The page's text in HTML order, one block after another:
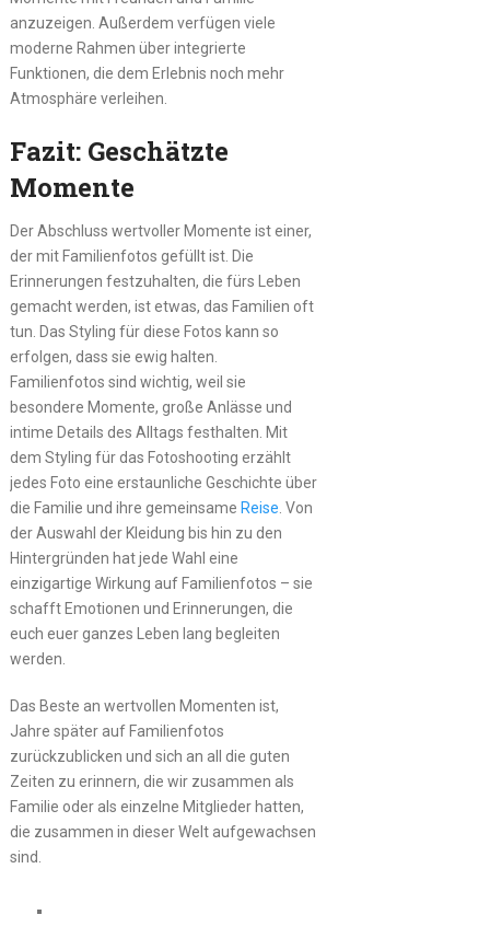
anzuzeigen. Außerdem verfügen viele
moderne Rahmen über integrierte
Funktionen, die dem Erlebnis noch mehr
Atmosphäre verleihen.
Fazit: Geschätzte
Momente
Der Abschluss wertvoller Momente ist einer,
der mit Familienfotos gefüllt ist. Die
Erinnerungen festzuhalten, die fürs Leben
gemacht werden, ist etwas, das Familien oft
tun. Das Styling für diese Fotos kann so
erfolgen, dass sie ewig halten.
Familienfotos sind wichtig, weil sie
besondere Momente, große Anlässe und
intime Details des Alltags festhalten. Mit
dem Styling für das Fotoshooting erzählt
jedes Foto eine erstaunliche Geschichte über
die Familie und ihre gemeinsame Reise . Von
der Auswahl der Kleidung bis hin zu den
Hintergründen hat jede Wahl eine
einzigartige Wirkung auf Familienfotos – sie
schafft Emotionen und Erinnerungen, die
euch euer ganzes Leben lang begleiten
werden.
Das Beste an wertvollen Momenten ist,
Jahre später auf Familienfotos
zurückzublicken und sich an all die guten
Zeiten zu erinnern, die wir zusammen als
Familie oder als einzelne Mitglieder hatten,
die zusammen in dieser Welt aufgewachsen
sind.